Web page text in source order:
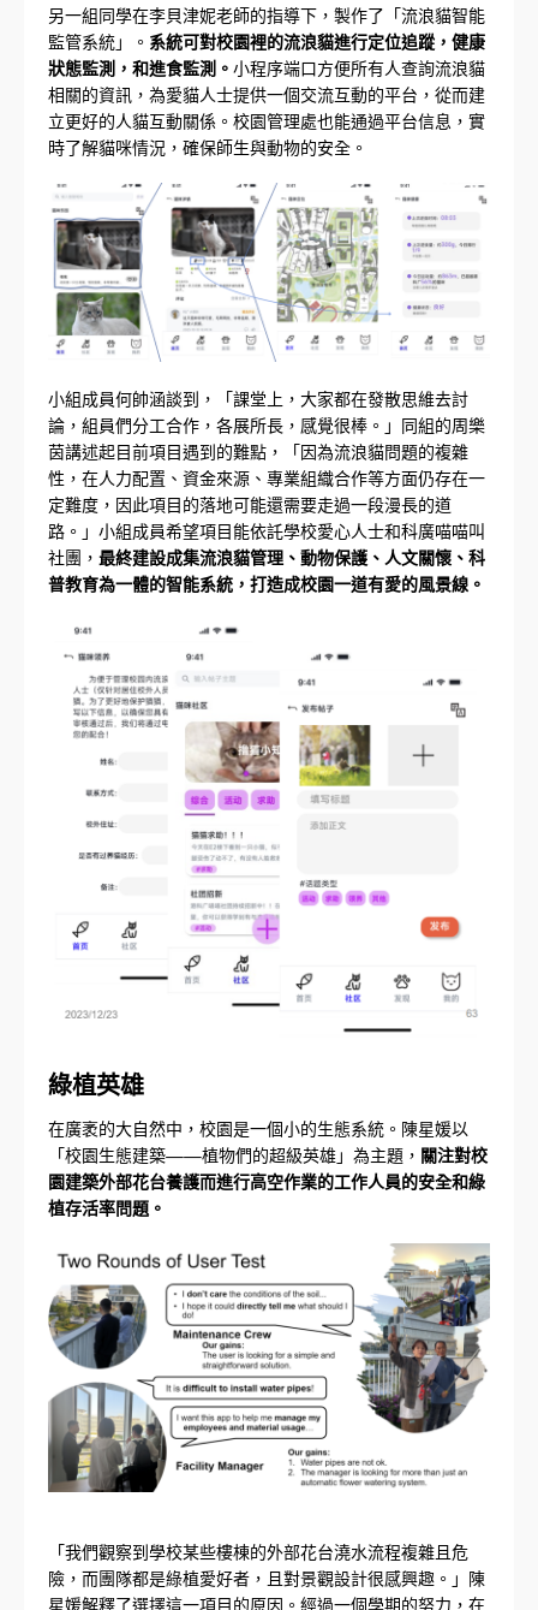
另一組同學在李貝津妮老師的指導下，製作了「流浪貓智能
監管系統」。 系統可對校園裡的流浪貓進行定位追蹤，健康
狀態監測，和進食監測。 小程序端口方便所有人查詢流浪貓
相關的資訊，為愛貓人士提供一個交流互動的平台，從而建
立更好的人貓互動關係。校園管理處也能通過平台信息，實
時了解貓咪情況，確保師生與動物的安全。
小組成員何帥涵談到，「課堂上，大家都在發散思維去討
論，組員們分工合作，各展所長，感覺很棒。」同組的周樂
茵講述起目前項目遇到的難點，「因為流浪貓問題的複雜
性，在人力配置、資金來源、專業組織合作等方面仍存在一
定難度，因此項目的落地可能還需要走過一段漫長的道
路。」小組成員希望項目能依託學校愛心人士和科廣喵喵叫
社團， 最終建設成集流浪貓管理、動物保護、人文關懷、科
普教育為一體的智能系統，打造成校園一道有愛的風景線。
綠植英雄
在廣袤的大自然中，校園是一個小的生態系統。陳星媛以
「校園生態建築——植物們的超級英雄」為主題， 關注對校
園建築外部花台養護而進行高空作業的工作人員的安全和綠
植存活率問題。
「我們觀察到學校某些樓棟的外部花台澆水流程複雜且危
險，而團隊都是綠植愛好者，且對景觀設計很感興趣。」陳
星媛解釋了選擇這一項目的原因。經過一個學期的努力，在